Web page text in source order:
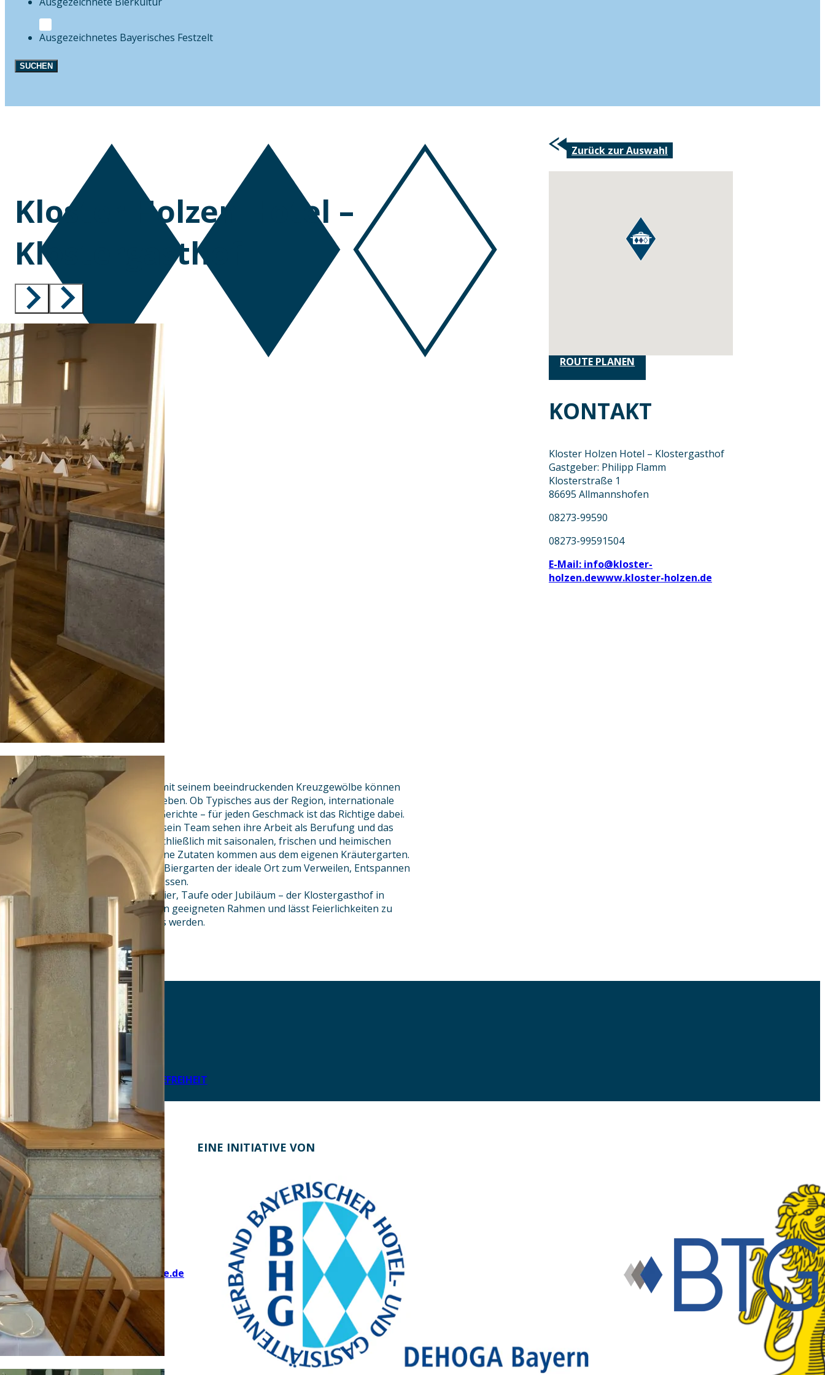
Festzelt
SUCHEN
Kloster Holzen Hotel –
Klostergasthof
Im historischen Klostergasthof mit seinem beeindruckenden Kreuzgewölbe können
Sie kulinarische Höhepunkte erleben. Ob Typisches aus der Region, internationale
Küche oder gesunde und vitale Gerichte – für jeden Geschmack ist das Richtige dabei.
Küchenchef Patrick Geißler und sein Team sehen ihre Arbeit als Berufung und das
schmeckt man. Es wird fast ausschließlich mit saisonalen, frischen und heimischen
Produkten gekocht – verschiedene Zutaten kommen aus dem eigenen Kräutergarten.
In der warmen Jahreszeit ist der Biergarten der ideale Ort zum Verweilen, Entspannen
und einfach die Seele baumeln lassen.
Egal ob Hochzeit, Geburtstagsfeier, Taufe oder Jubiläum – der Klostergasthof in
Holzen bietet für alle Anlässe den geeigneten Rahmen und lässt Feierlichkeiten zu
einem ganz besonderen Erlebnis werden.
Zurück zur Auswahl
ROUTE PLANEN
KONTAKT
Kloster Holzen Hotel – Klostergasthof
Gastgeber: Philipp Flamm
Klosterstraße 1
86695 Allmannshofen
08273-99590
08273-99591504
E-Mail: info@kloster-
holzen.dewww.kloster-holzen.de
DOWNLOADS
DATENSCHUTZ
IMPRESSUM
LEICHTE SPRACHE
ERKLÄRUNG ZUR BARRIEREFREIHEIT
KONTAKT EINE INITIATIVE VON
Bayern Tourist Gmbh (BTG)
Prinz-Ludwig-Palais
Türkenstraße 7
80333 München
Telefon: +49 89 28760-117
Fax: +49 89 28760-121
bayerischekueche@btg-service.de
www.btg-service.de